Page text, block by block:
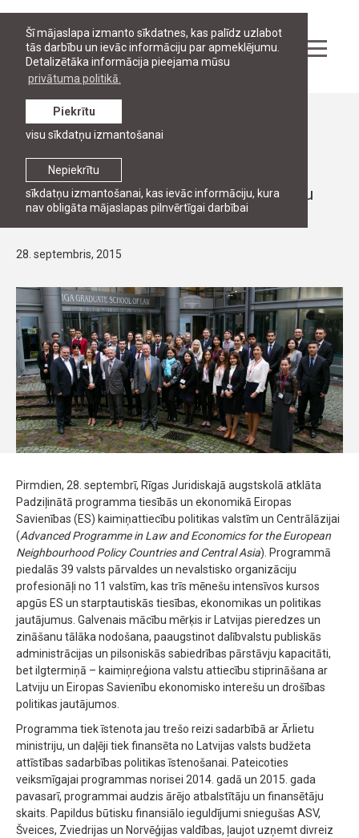
Šī mājaslapa izmanto sīkdatnes, kas palīdz uzlabot
tās darbību un ievāc informāciju par apmeklējumu.
Detalizētāka informācija pieejama mūsu
privātuma politikā.
Nepiekrītu
sīkdatņu izmantošanai, kas ievāc informāciju, kura
nav obligāta mājaslapas pilnvērtīgai darbībai
Piekrītu
visu sīkdatņu izmantošanai
Ziņas
39 Eiropas Savienības kaimiņvalstu un
Centrālāzijas profesionāļi trīs mēnešu
garumā apgūs ES tiesības un ekonomiku
Rīgas Juridiskajā augstskolā
28. septembris, 2015
Pirmdien, 28. septembrī, Rīgas Juridiskajā augstskolā atklāta
Padziļinātā programma tiesībās un ekonomikā Eiropas
Savienības (ES) kaimiņattiecību politikas valstīm un Centrālāzijai
(Advanced Programme in Law and Economics for the European
Neighbourhood Policy Countries and Central Asia). Programmā
piedalās 39 valsts pārvaldes un nevalstisko organizāciju
profesionāļi no 11 valstīm, kas trīs mēnešu intensīvos kursos
apgūs ES un starptautiskās tiesības, ekonomikas un politikas
jautājumus. Galvenais mācību mērķis ir Latvijas pieredzes un
zināšanu tālāka nodošana, paaugstinot dalībvalstu publiskās
administrācijas un pilsoniskās sabiedrības pārstāvju kapacitāti,
bet ilgtermiņā – kaimiņreģiona valstu attiecību stiprināšana ar
Latviju un Eiropas Savienību ekonomisko interešu un drošības
politikas jautājumos.
Programma tiek īstenota jau trešo reizi sadarbībā ar Ārlietu
ministriju, un daļēji tiek finansēta no Latvijas valsts budžeta
attīstības sadarbības politikas īstenošanai. Pateicoties
veiksmīgajai programmas norisei 2014. gadā un 2015. gada
pavasarī, programmai audzis ārējo atbalstītāju un finansētāju
skaits. Papildus būtisku finansiālo ieguldījumi sniegušas ASV,
Šveices, Zviedrijas un Norvēģijas valdības, ļaujot uzņemt divreiz